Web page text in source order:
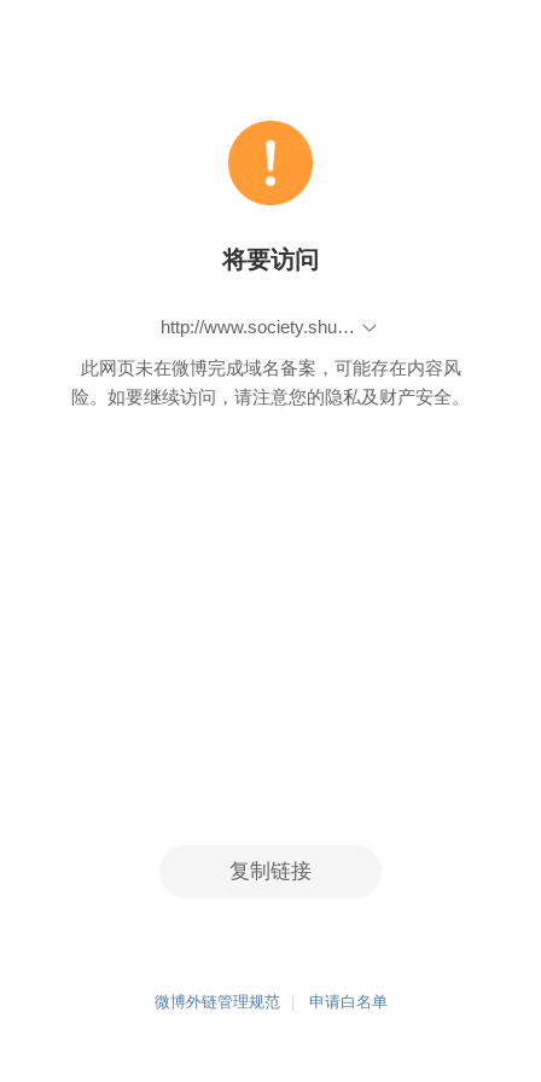
将要访问
http://www.society.shu.edu.cn/CN/abstract/abstract15230.shtml
此网页未在微博完成域名备案，可能存在内容风
险。如要继续访问，请注意您的隐私及财产安全。
复制链接
微博外链管理规范 申请白名单